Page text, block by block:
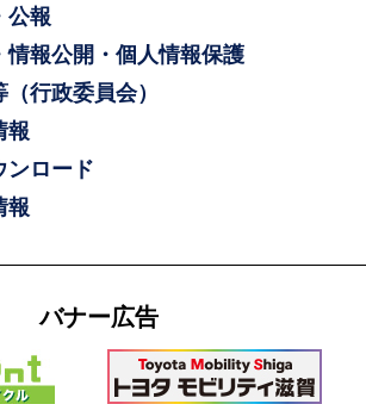
公報
情報公開・個人情報保護
行政委員会）
報
ンロード
報
バナー広告